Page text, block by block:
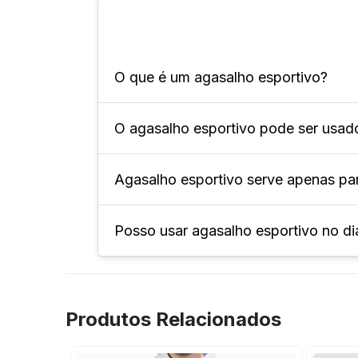
O que é um agasalho esportivo?
Ele é uma peça de vestuário
O agasalho esportivo pode ser
Claro! Ele é especialmente indicado
Agasalho esportivo serve apenas
Apesar de ser mais usado em
até mesmo como peça casual.
Posso usar agasalho esportivo no
Produtos Relacionados